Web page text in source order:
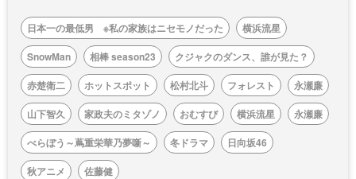
日本一の最低男 ※私の家族はニセモノだった
横浜流星
SnowMan
相棒 season23
クジャクのダンス、誰が見た？
赤楚衛二
ホットスポット 松村北斗 フォレスト
永瀬廉
山下智久
家政夫のミタゾノ おむすび 横浜流星
永瀬廉
べらぼう～蔦重栄華乃夢噺～
冬ドラマ
日向坂46
秋アニメ
佐藤健